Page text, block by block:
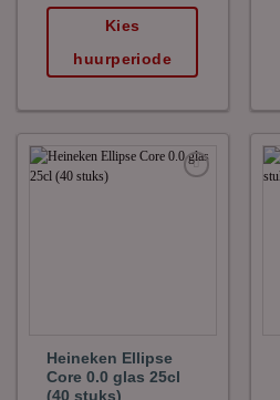
Kies
huurperiode
Heineken Ellipse
Core 0.0 glas 25cl
(40 stuks)